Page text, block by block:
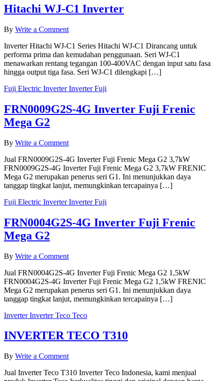
Hitachi WJ-C1 Inverter
By Write a Commenton
WJ-
C1
Inverter
Inverter Hitachi WJ-C1 Series Hitachi WJ-C1 Dirancang untuk
performa prima dan kemudahan penggunaan. Seri WJ-C1
menawarkan rentang tegangan 100-400VAC dengan input satu fasa
hingga output tiga fasa. Seri WJ-C1 dilengkapi […]
Fuji Electric InverterInverter Fuji
FRN0009G2S-4G Inverter Fuji Frenic
Mega G2
By Write a Commenton
4G
Inverter
Fuji
Frenic
G2
Jual FRN0009G2S-4G Inverter Fuji Frenic Mega G2 3,7kW
FRN0009G2S-4G Inverter Fuji Frenic Mega G2 3,7kW FRENIC
Mega G2 merupakan penerus seri G1. Ini menunjukkan daya
tanggap tingkat lanjut, memungkinkan tercapainya […]
Fuji Electric InverterInverter Fuji
FRN0004G2S-4G Inverter Fuji Frenic
Mega G2
By Write a Commenton
4G
Inverter
Fuji
Frenic
G2
Jual FRN0004G2S-4G Inverter Fuji Frenic Mega G2 1,5kW
FRN0004G2S-4G Inverter Fuji Frenic Mega G2 1,5kW FRENIC
Mega G2 merupakan penerus seri G1. Ini menunjukkan daya
tanggap tingkat lanjut, memungkinkan tercapainya […]
InverterInverter Teco Teco
INVERTER TECO T310
By Write a Commenton
TECO
Jual Inverter Teco T310 Inverter Teco Indonesia, kami menjual